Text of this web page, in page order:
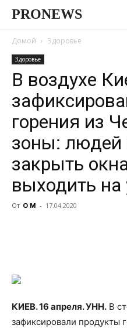
PRONEWS
Домой Здоровье
Здоровье
В воздухе
горения из
зоны: людей
закрыть
выходить на
От О М - 17.04.2020
КИЕВ. 16 апреля. УНН. В
зафиксировали продукты